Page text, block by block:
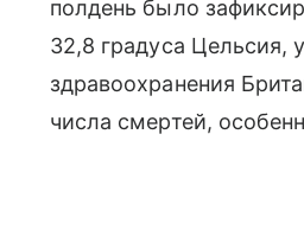
полдень было
32,8 градуса Цельсия,
здравоохранения
числа смертей,